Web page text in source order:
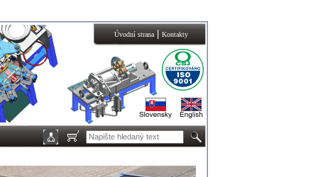
Úvodní strana| Kontakty